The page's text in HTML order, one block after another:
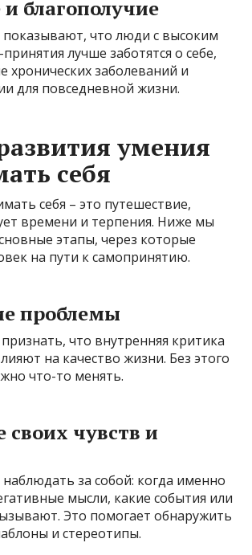
и благополучие
показывают, что люди с высоким
лучше заботятся о себе,
заболеваний и
для повседневной жизни.
умения
себя
себя – это путешествие,
времени и терпения. Ниже мы
этапы, через которые
на пути к самопринятию.
проблемы
что внутренняя критика
на качество жизни. Без этого
что-то менять.
своих чувств и
за собой: когда именно
мысли, какие события или
Это помогает обнаружить
и стереотипы.